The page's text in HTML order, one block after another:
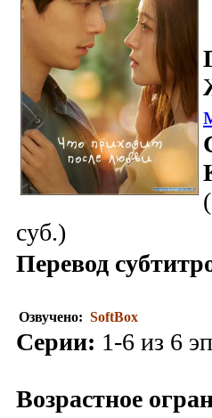
суб.)
Перевод
Озвучено: SoftBox
Серии: 1-6 из 6
Возрастное